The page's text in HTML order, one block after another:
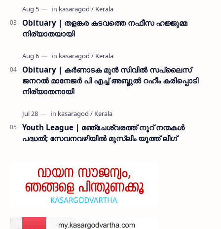
Obituary | തളങ്കര കടവത്തെ നഫീസ ഹജ്ജുമ്മ
നിര്യാതയായി
Obituary | കർണാടക മുൻ സിവില്‍ സപ്ലൈസ്
ജനറൽ മാനേജർ പി എച്ച് അബ്ദുൽ റഹീം കരിപ്പൊടി
നിര്യാതനായി
Youth League | മഞ്ചേശ്വരത്ത് നൂറ് നന്മകൾ
പദ്ധതി; സേവനവഴിയിൽ മുസ്ലിം യൂത്ത് ലീഗ്